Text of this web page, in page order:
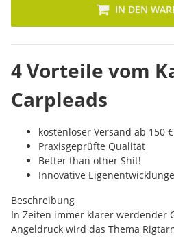
IN DEN
4 Vorteile vom
Carpleads
kostenloser Versand ab 150 €
Praxisgeprüfte Qualität
Better than other Shit!
Innovative
Beschreibung
In Zeiten immer klarer werdender
Angeldruck wird das Thema